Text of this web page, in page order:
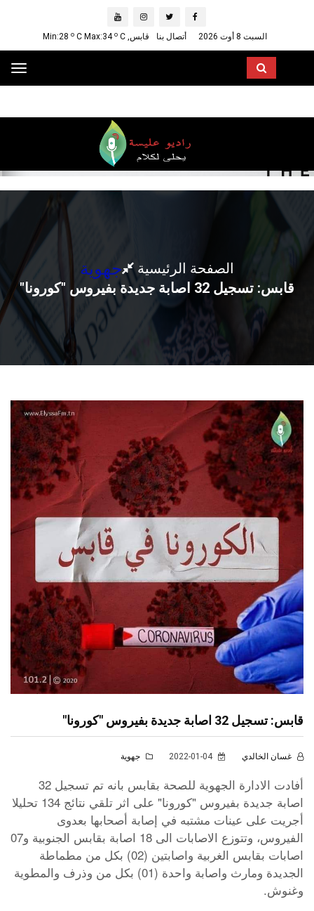
السبت 8 أوت 2026 أتصال بنا قابس, Min:28 oC Max:34 oC
الصفحة الرئيسية جهوية
قابس: تسجيل 32 اصابة جديدة بفيروس "كورونا"
قابس: تسجيل 32 اصابة جديدة بفيروس "كورونا"
غسان الخالدي 2022-01-04 جهوية
أفادت الادارة الجهوية للصحة بقابس بانه تم تسجيل 32
اصابة جديدة بفيروس "كورونا" على اثر تلقي نتائج 134 تحليلا
أجريت على عينات مشتبه في إصابة أصحابها بعدوى
الفيروس، وتتوزع الاصابات الى 18 اصابة بقابس الجنوبية و07
اصابات بقابس الغربية واصابتين (02) بكل من مطماطة
الجديدة ومارث واصابة واحدة (01) بكل من وذرف والمطوية
وغنوش.